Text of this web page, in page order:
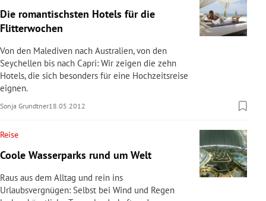
Die romantischsten Hotels für die
Flitterwochen
Von den Malediven nach Australien, von den
Seychellen bis nach Capri: Wir zeigen die zehn
Hotels, die sich besonders für eine Hochzeitsreise
eignen.
Sonja Grundtner18.05.2012
Reise
Coole Wasserparks rund um Welt
Raus aus dem Alltag und rein ins
Urlaubsvergnügen: Selbst bei Wind und Regen